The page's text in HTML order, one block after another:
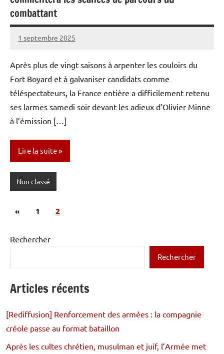
combattant
1 septembre 2025
Caporal
Aucun
Après plus de vingt saisons à arpenter les couloirs du
Fort Boyard et à galvaniser candidats comme
téléspectateurs, la France entière a difficilement retenu
ses larmes samedi soir devant les adieux d’Olivier Minne
à l’émission […]
Lire la suite
Non classé
Pagination
publications
«Publications
1 2
Rechercher
Rechercher
Articles récents
[Rediffusion] Renforcement des armées : la compagnie
créole passe au format bataillon
Après les cultes chrétien, musulman et juif, l’Armée met